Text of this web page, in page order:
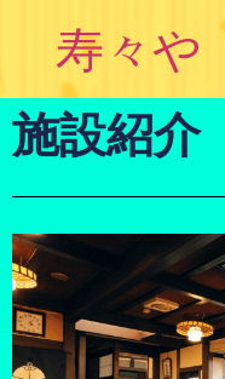
寿々や
施設紹介